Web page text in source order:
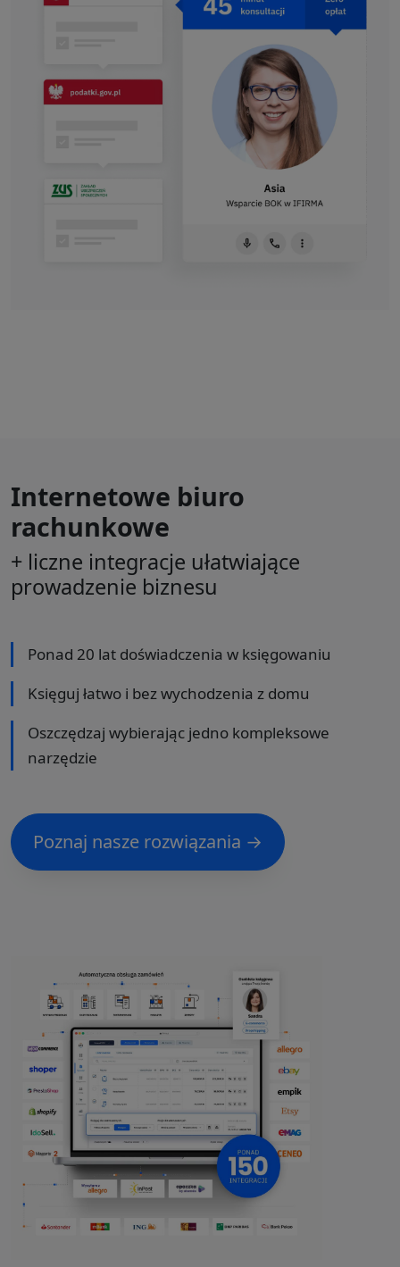
Internetowe biuro
rachunkowe
+ liczne integracje ułatwiające
prowadzenie biznesu
Ponad 20 lat doświadczenia w księgowaniu
Księguj łatwo i bez wychodzenia z domu
Oszczędzaj wybierając jedno kompleksowe
narzędzie
Poznaj nasze rozwiązania →